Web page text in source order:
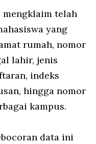
mengklaim telah
yang
rumah, nomor
lahir, jenis
indeks
hingga nomor
kampus.
data ini